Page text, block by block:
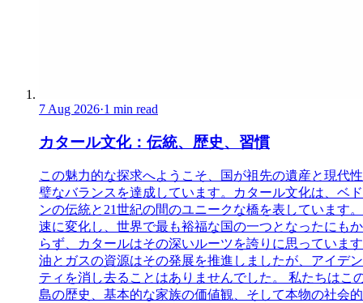
7 Aug 2026·1 min read
カタール文化：伝統、歴史、習慣
この魅力的な探求へようこそ、国が祖先の遺産と現代
璧なバランスを達成しています。カタール文化は、ベ
ンの伝統と21世紀の間のユニークな橋を表しています
速に変化し、世界で最も裕福な国の一つとなったにも
らず、カタールはその深いルーツを誇りに思っていま
油とガスの資源はその発展を推進しましたが、アイデ
ティを消し去ることはありませんでした。 私たちはこ
島の歴史、基本的な家族の価値観、そして本物の社会